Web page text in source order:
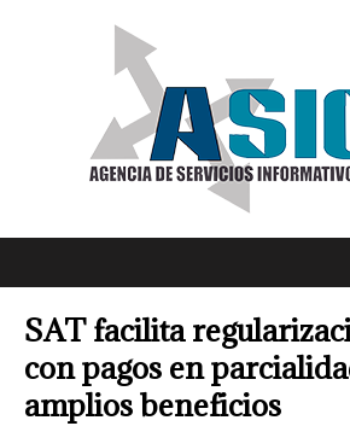
SAT facilita
con pagos en
amplios beneficios